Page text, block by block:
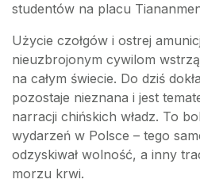
studentów na placu
Użycie czołgów i ostrej
nieuzbrojonym cywilom
na całym świecie. Do dziś
pozostaje nieznana i jest
narracji chińskich władz. To
wydarzeń w Polsce – tego
odzyskiwał wolność, a inny
morzu krwi.